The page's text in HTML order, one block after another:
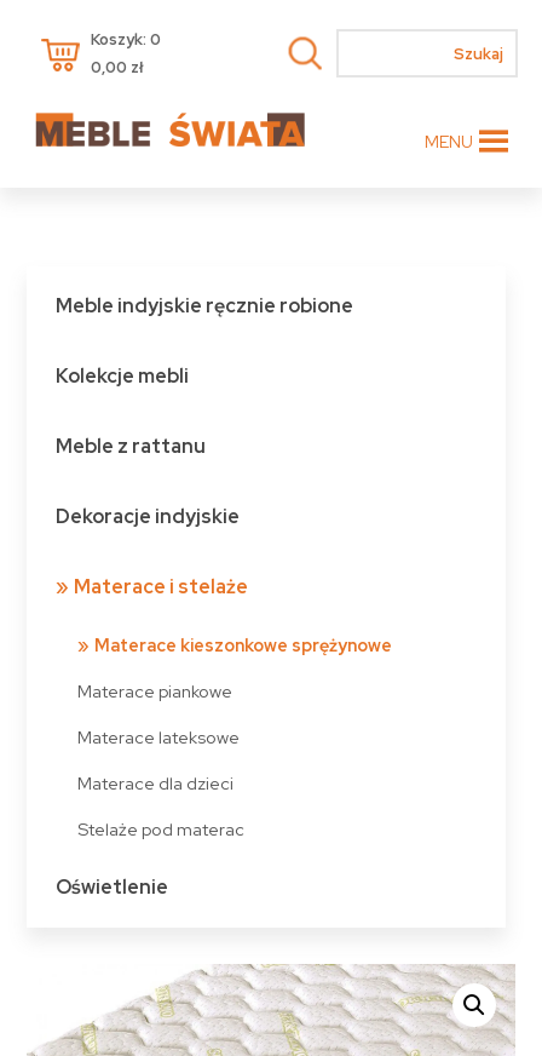
Koszyk: 0
0,00 zł
MENU
Meble indyjskie ręcznie robione
Kolekcje mebli
Meble z rattanu
Dekoracje indyjskie
Materace i stelaże
Materace kieszonkowe sprężynowe
Materace piankowe
Materace lateksowe
Materace dla dzieci
Stelaże pod materac
Oświetlenie